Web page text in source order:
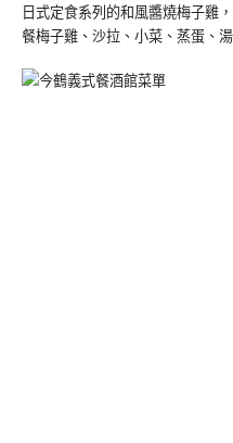
日式定食系列的和風醬燒梅子雞
餐梅子雞、沙拉、小菜、蒸蛋、